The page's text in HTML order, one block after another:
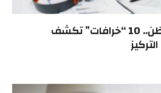
أنت لست مشتتا كما تظن.. 10 “خرافات” تكشف